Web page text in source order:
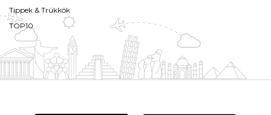
Tippek & Trükkök
TOP10